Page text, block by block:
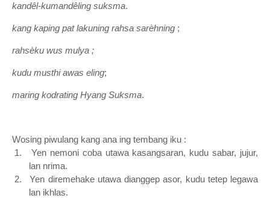
kandêl-kumandêling suksma.
kang kaping pat lakuning rahsa sarèhning ;
rahsèku wus mulya ;
kudu musthi awas eling;
maring kodrating Hyang Suksma.
Wosing piwulang kang ana ing tembang iku :
1.
Yen nemoni coba utawa kasangsaran, kudu sabar, jujur,
lan nrima.
2.
Yen diremehake utawa dianggep asor, kudu tetep legawa
lan ikhlas.